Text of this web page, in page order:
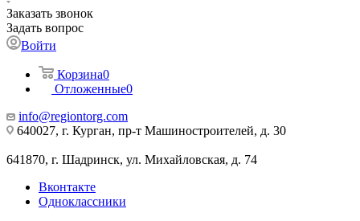
Заказать звонок
Задать вопрос
Войти
Корзина0
Отложенные0
info@regiontorg.com
640027, г. Курган, пр-т Машиностроителей, д. 30
641870, г. Шадринск, ул. Михайловская, д. 74
Вконтакте
Одноклассники